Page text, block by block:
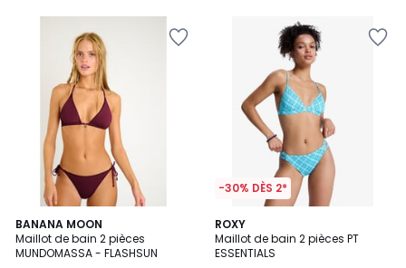
BANANA MOON
Maillot de bain 2 pièces
MUNDOMASSA - FLASHSUN
-30% DÈS 2*
ROXY
Maillot de bain 2 pièces PT
ESSENTIALS